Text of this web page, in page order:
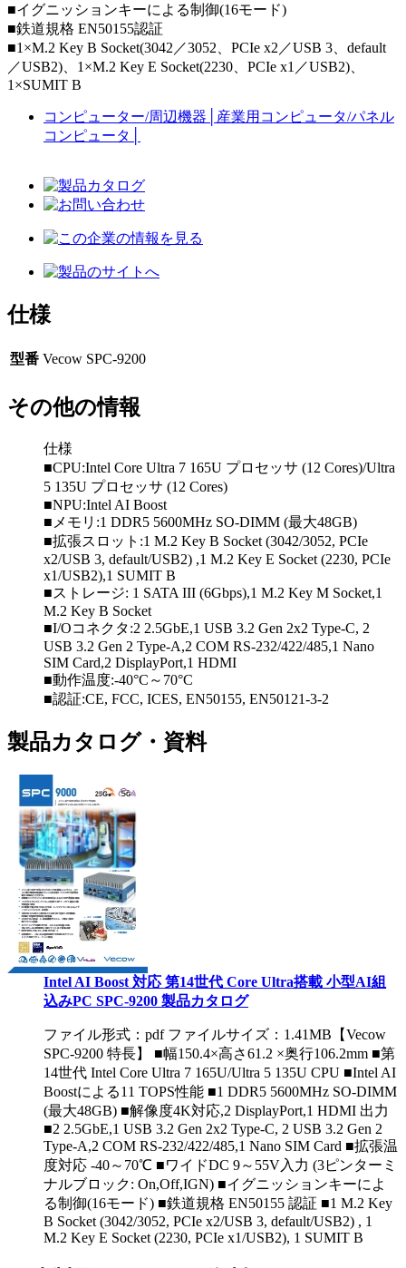
■イグニッションキーによる制御(16モード)
■鉄道規格 EN50155認証
■1×M.2 Key B Socket(3042／3052、PCIe x2／USB 3、default
／USB2)、1×M.2 Key E Socket(2230、PCIe x1／USB2)、
1×SUMIT B
コンピューター/周辺機器
産業用コンピュータ/パネル
コンピュータ
仕様
型番 Vecow SPC-9200
その他の情報
仕様
■CPU:Intel Core Ultra 7 165U プロセッサ (12 Cores)/Ultra
5 135U プロセッサ (12 Cores)
■NPU:Intel AI Boost
■メモリ:1 DDR5 5600MHz SO-DIMM (最大48GB)
■拡張スロット:1 M.2 Key B Socket (3042/3052, PCIe
x2/USB 3, default/USB2) ,1 M.2 Key E Socket (2230, PCIe
x1/USB2),1 SUMIT B
■ストレージ: 1 SATA III (6Gbps),1 M.2 Key M Socket,1
M.2 Key B Socket
■I/Oコネクタ:2 2.5GbE,1 USB 3.2 Gen 2x2 Type-C, 2
USB 3.2 Gen 2 Type-A,2 COM RS-232/422/485,1 Nano
SIM Card,2 DisplayPort,1 HDMI
■動作温度:-40°C～70°C
■認証:CE, FCC, ICES, EN50155, EN50121-3-2
製品カタログ・資料
Intel AI Boost 対応 第14世代 Core Ultra搭載 小型AI組
込みPC SPC-9200 製品カタログ
ファイル形式：pdf ファイルサイズ：1.41MB 【Vecow
SPC-9200 特長】 ■幅150.4×高さ61.2 ×奥行106.2mm ■第
14世代 Intel Core Ultra 7 165U/Ultra 5 135U CPU ■Intel AI
Boostによる11 TOPS性能 ■1 DDR5 5600MHz SO-DIMM
(最大48GB) ■解像度4K対応,2 DisplayPort,1 HDMI 出力
■2 2.5GbE,1 USB 3.2 Gen 2x2 Type-C, 2 USB 3.2 Gen 2
Type-A,2 COM RS-232/422/485,1 Nano SIM Card ■拡張温
度対応 -40～70℃ ■ワイドDC 9～55V入力 (3ピンターミ
ナルブロック: On,Off,IGN) ■イグニッションキーによ
る制御(16モード) ■鉄道規格 EN50155 認証 ■1 M.2 Key
B Socket (3042/3052, PCIe x2/USB 3, default/USB2) , 1
M.2 Key E Socket (2230, PCIe x1/USB2), 1 SUMIT B